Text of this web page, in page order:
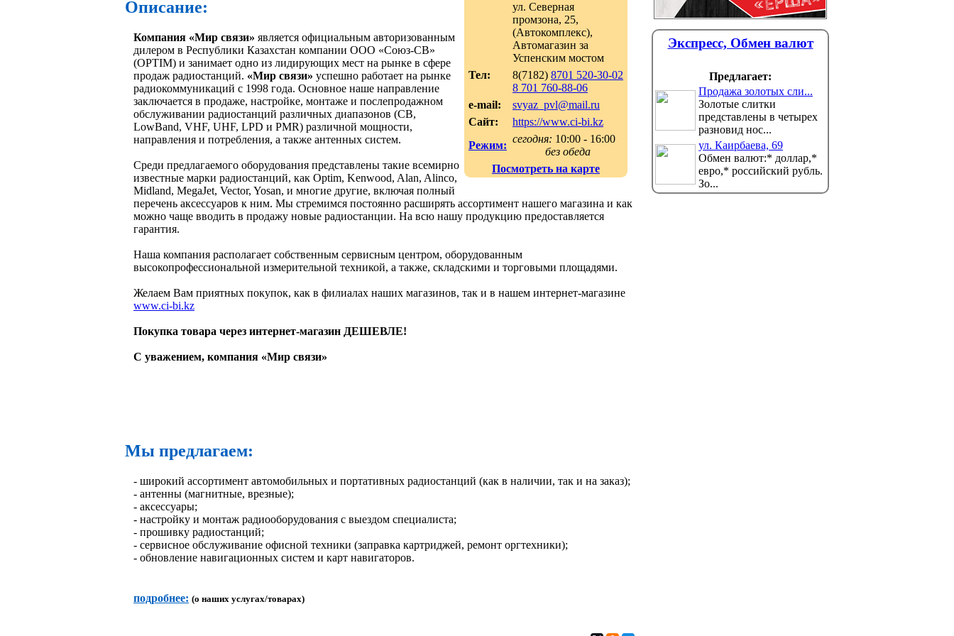
ул. Северная
промзона, 25,
(Автокомплекс),
Автомагазин за
Успенским мостом
Тел:
8(7182) 8701 520-30-02
8 701 760-88-06
e-mail:
svyaz_pvl@mail.ru
Сайт:
https://www.ci-bi.kz
Режим:
сегодня: 10:00 - 16:00
без обеда
Посмотреть на карте
Описание:
Компания «Мир связи» является официальным авторизованным
дилером в Республики Казахстан компании ООО «Союз-СВ»
(OPTIM) и занимает одно из лидирующих мест на рынке в сфере
продаж радиостанций. «Мир связи» успешно работает на рынке
радиокоммуникаций с 1998 года. Основное наше направление
заключается в продаже, настройке, монтаже и послепродажном
обслуживании радиостанций различных диапазонов (CB,
LowBand, VHF, UHF, LPD и PMR) различной мощности,
направления и потребления, а также антенных систем.
Среди предлагаемого оборудования представлены такие всемирно
известные марки радиостанций, как Optim, Kenwood, Alan, Alinco,
Midland, MegaJet, Vector, Yosan, и многие другие, включая полный
перечень аксессуаров к ним. Мы стремимся постоянно расширять ассортимент нашего магазина и как
можно чаще вводить в продажу новые радиостанции. На всю нашу продукцию предоставляется
гарантия.
Наша компания располагает собственным сервисным центром, оборудованным
высокопрофессиональной измерительной техникой, а также, складскими и торговыми площадями.
Желаем Вам приятных покупок, как в филиалах наших магазинов, так и в нашем интернет-магазине
www.ci-bi.kz
Покупка товара через интернет-магазин ДЕШЕВЛЕ!
С уважением, компания «Мир связи»
Мы предлагаем:
- широкий ассортимент автомобильных и портативных радиостанций (как в наличии, так и на заказ);
- антенны (магнитные, врезные);
- аксессуары;
- настройку и монтаж радиооборудования с выездом специалиста;
- прошивку радиостанций;
- сервисное обслуживание офисной техники (заправка картриджей, ремонт оргтехники);
- обновление навигационных систем и карт навигаторов.
подробнее: (о наших услугах/товарах)
Экспресс, Обмен валют
Предлагает:
Продажа золотых сли...
Золотые слитки
представлены в четырех
разновид нос...
ул. Каирбаева, 69
Обмен валют:* доллар,*
евро,* российский рубль.
Зо...